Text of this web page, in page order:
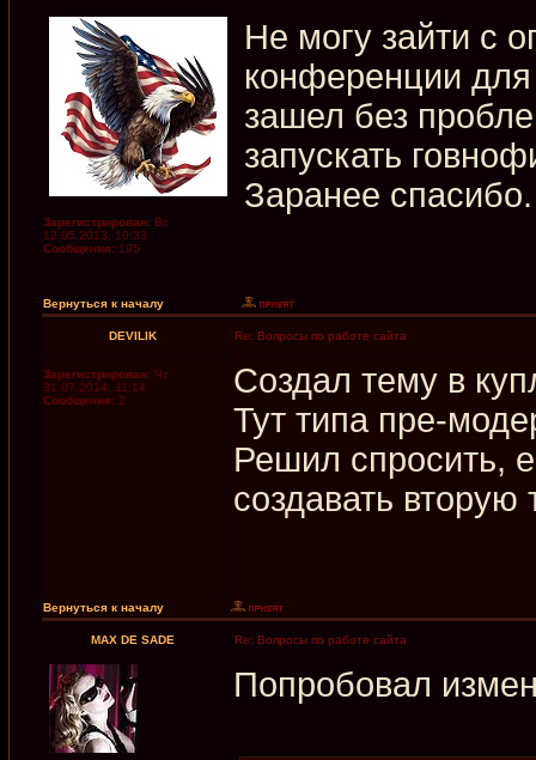
Зарегистрирован: Вс
12.05.2013, 10:33
Сообщения: 195
Не могу зайти с
конференции
зашел без
запускать
Заранее спасибо.
Вернуться к началу
DEVILIK Re: Вопросы по работе сайта
Зарегистрирован: Чт
31.07.2014, 11:14
Сообщения: 2
Создал тему в
Тут типа пре-
Решил спросить,
создавать вторую
Вернуться к началу
MAX DE SADE Re: Вопросы по работе сайта
Попробовал